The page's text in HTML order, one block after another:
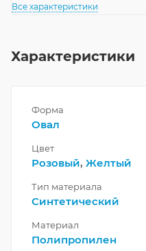
Все характеристики
Характеристики
Форма
Овал
Цвет
Розовый, Желтый
Тип материала
Синтетический
Материал
Полипропилен